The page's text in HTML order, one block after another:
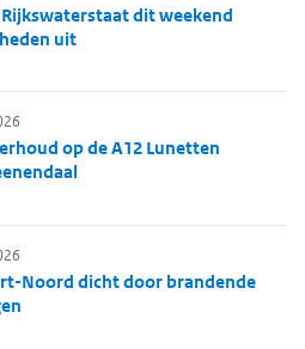
dit weekend
uit
op de A12 Lunetten
Noord dicht door brandende